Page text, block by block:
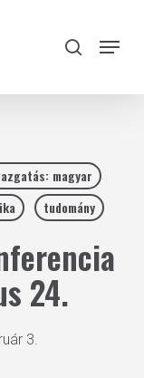
search
Menu
magyar
tudomány
24.
3.
Close